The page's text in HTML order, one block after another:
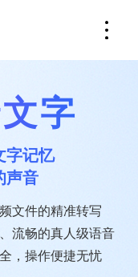
字
字记忆
声音
文件的精准转写
流畅的真人级语音
，操作便捷无忧